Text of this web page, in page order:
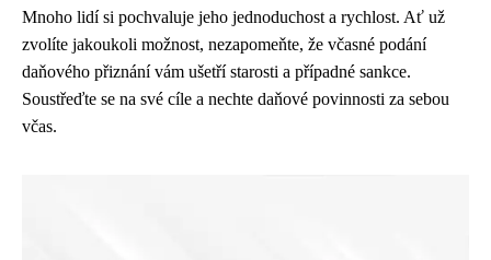
Mnoho lidí si pochvaluje jeho jednoduchost a rychlost. Ať už
zvolíte jakoukoli možnost, nezapomeňte, že včasné podání
daňového přiznání vám ušetří starosti a případné sankce.
Soustřeďte se na své cíle a nechte daňové povinnosti za sebou
včas.